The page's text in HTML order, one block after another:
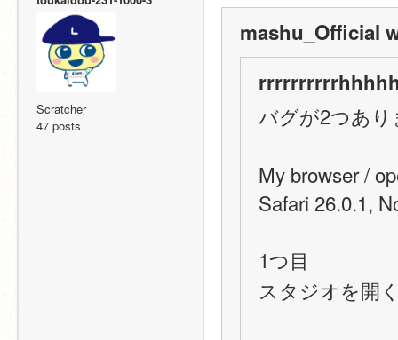
Scratcher
47 posts
mashu_Official
バグが2つあり
My browser /
Safari 26.0.1,
1つ目
スタジオを開